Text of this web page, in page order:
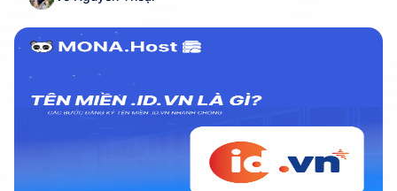
chức phi lợi nhuận, quỹ...